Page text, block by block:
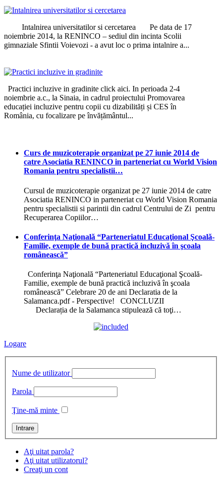
Intalnirea universitatilor si cercetarea Pe data de 17
noiembrie 2014, la RENINCO – sediul din incinta Scolii
gimnaziale Sfintii Voievozi - a avut loc o prima intalnire a...
Practici incluzive in gradinite click aici. In perioada 2-4
noiembrie a.c., la Sinaia, in cadrul proiectului Promovarea
educației incluzive pentru copii cu dizabilități și CES în
România, cu focalizare pe învățământul...
Curs de muzicoterapie organizat pe 27 iunie 2014 de
catre Asociatia RENINCO in parteneriat cu World Vision
Romania pentru specialistii…
Cursul de muzicoterapie organizat pe 27 iunie 2014 de catre
Asociatia RENINCO in parteneriat cu World Vision Romania
pentru specialistii si parintii din cadrul Centrului de Zi pentru
Recuperarea Copiilor…
Conferinţa Naţională “Parteneriatul Educaţional Şcoală-
Familie, exemple de bună practică incluzivă în şcoala
românească”
Conferinţa Naţională “Parteneriatul Educaţional Şcoală-
Familie, exemple de bună practică incluzivă în şcoala
românească” Celebrare 20 de ani Declaratia de la
Salamanca.pdf - Perspective! CONCLUZII
Declarația de la Salamanca stipulează că toţi…
Logare
Nume de utilizator
Parola
Ţine-mă minte
Aţi uitat parola?
Aţi uitat utilizatorul?
Creaţi un cont